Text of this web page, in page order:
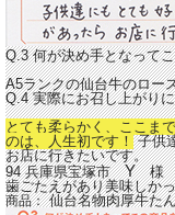
Q.3 何が決め手となって
A5ランクの仙台牛のロー
Q.4 実際にお召し上がり
とても柔らかく、ここま
のは、人生初です！ 子供
お店に行きたいです。
94 兵庫県宝塚市Y様
歯ごたえがあり美味しか
商品：仙台名物肉厚牛た